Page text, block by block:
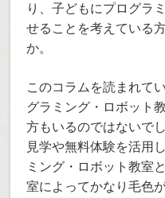
り、子どもにプログラ
せることを考えている
か。
このコラムを読まれて
グラミング・ロボット
方もいるのではないで
見学や無料体験を活用
ミング・ロボット教室
室によってかなり毛色